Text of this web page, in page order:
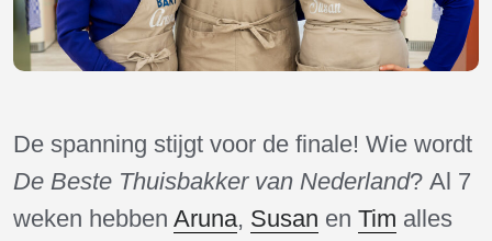
De spanning stijgt voor de finale! Wie wordt
De Beste Thuisbakker van Nederland? Al 7
weken hebben Aruna, Susan en Tim alles